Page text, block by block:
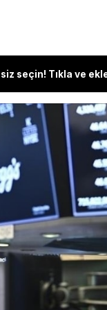
seçin! Tıkla ve
faiz indirimine
izlenirken,
verisine çevrildi.